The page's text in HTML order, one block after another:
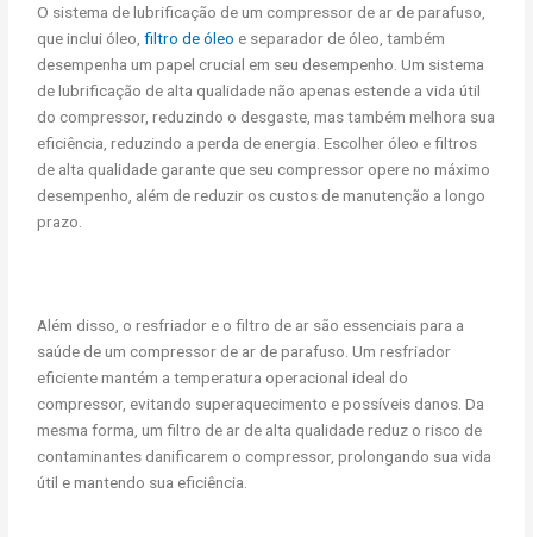
O sistema de lubrificação de um compressor de ar de parafuso,
que inclui óleo,filtro de óleo e separador de óleo, também
desempenha um papel crucial em seu desempenho. Um sistema
de lubrificação de alta qualidade não apenas estende a vida útil
do compressor, reduzindo o desgaste, mas também melhora sua
eficiência, reduzindo a perda de energia. Escolher óleo e filtros
de alta qualidade garante que seu compressor opere no máximo
desempenho, além de reduzir os custos de manutenção a longo
prazo.
Além disso, o resfriador e o filtro de ar são essenciais para a
saúde de um compressor de ar de parafuso. Um resfriador
eficiente mantém a temperatura operacional ideal do
compressor, evitando superaquecimento e possíveis danos. Da
mesma forma, um filtro de ar de alta qualidade reduz o risco de
contaminantes danificarem o compressor, prolongando sua vida
útil e mantendo sua eficiência.